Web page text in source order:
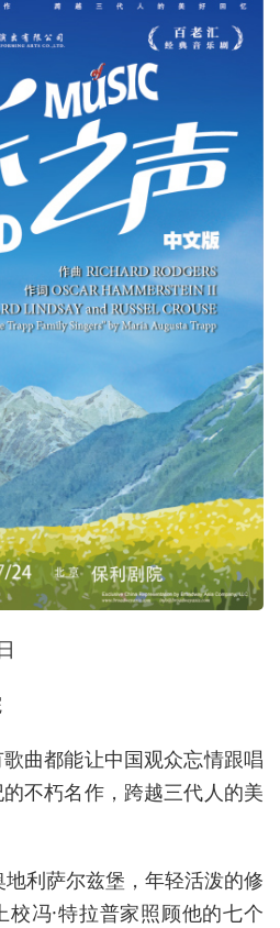
曲都能让中国观众忘情跟唱
不朽名作，跨越三代人的美
利萨尔兹堡，年轻活泼的修
冯·特拉普家照顾他的七个